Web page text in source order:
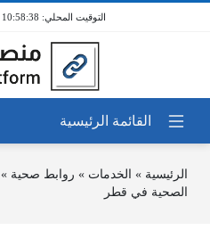
10:58:38 م / 6 أغسطس 2026
الرئيسية » الخدمات » روابط صحية »
الصحية في قطر